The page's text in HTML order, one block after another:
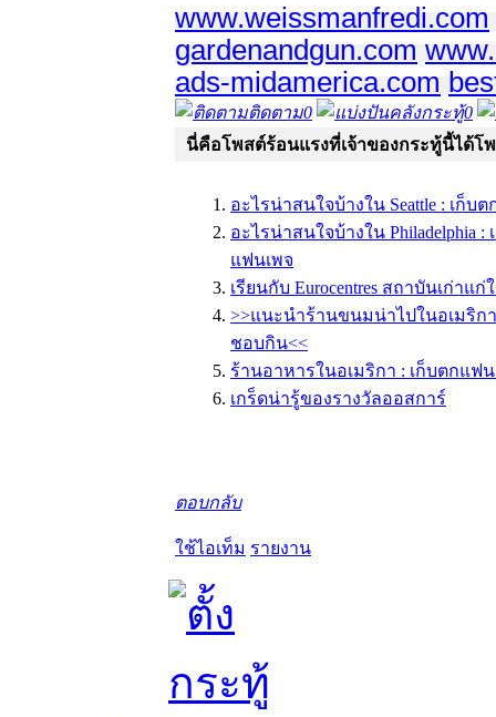
www.weissmanfredi.com
gardenandgun.com
ads-midamerica.com
ติดตาม0 คลังกระทู้0
นี่คือโพสต์ร้อนแรงที่เจ้าของกระทู้นี้ได้โพ
อะไรน่าสนใจบ้างใน Seattle : เก็บ
อะไรน่าสนใจบ้างใน Philadelphia :
แฟนเพจ
เรียนกับ Eurocentres สถาบันเก่าแ
>>แนะนำร้านขนมน่าไปในอเมริก
ชอบกิน<<
ร้านอาหารในอเมริกา : เก็บตกแฟน
เกร็ดน่ารู้ของรางวัลออสการ์
ตอบกลับ
ใช้ไอเท็ม รายงาน